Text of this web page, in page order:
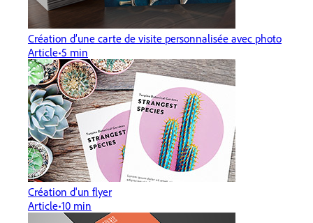
Création d’une carte de visite personnalisée avec photo
Article 5 min
Création d'un flyer
Article 10 min